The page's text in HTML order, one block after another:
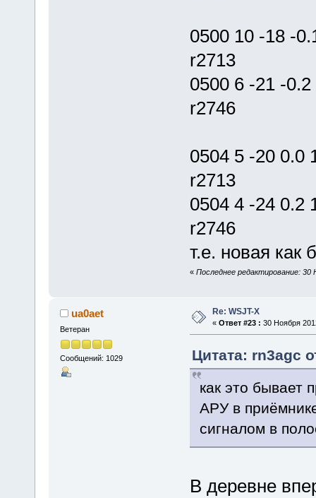
0500 10 -18 -
r2713
0500 6 -21 -
r2746
0504 5 -20
r2713
0504 4 -24
r2746
т.е. новая как
« Последнее редактирование: 30
ua0aet
Ветеран
Сообщений: 1029
Re: WSJT-X
« Ответ #23 : 30 Ноября
Цитата: rn3agc
как это бывает
АРУ в
сигналом в
В деревне